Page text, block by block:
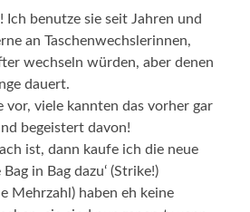
Ich benutze sie seit Jahren und
an Taschenwechslerinnen,
wechseln würden, aber denen
dauert.
vor, viele kannten das vorher gar
begeistert davon!
ist, dann kaufe ich die neue
in Bag dazu‘ (Strike!)
Mehrzahl) haben eh keine